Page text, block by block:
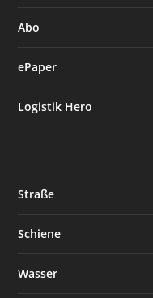
Abo
ePaper
Logistik Hero
Straße
Schiene
Wasser